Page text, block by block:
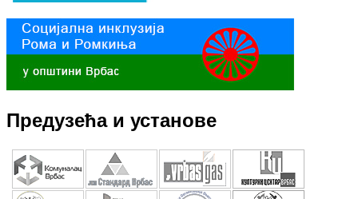
Предузећа и установе